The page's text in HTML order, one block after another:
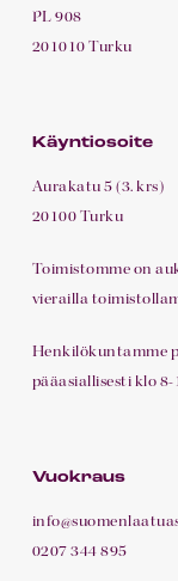
PL 908
201010 Turku
Käyntiosoite
Aurakatu 5 (3. krs)
20100 Turku
Toimistomme on
vierailla
Henkilökuntamme
pääasiallisesti klo
Vuokraus
0207 344 895